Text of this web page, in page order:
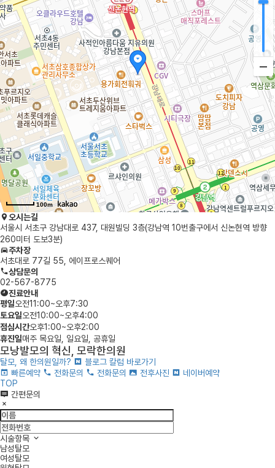
100m
오시는길
서울시 서초구 강남대로 437, 대원빌딩 3층(강남역 10번출구에서 신논현역 방향
260미터 도보3분)
주차장
서초대로 77길 55, 에이프로스퀘어
상담문의
02-567-8775
진료안내
평일오전11:00~오후7:30
토요일오전10:00~오후4:00
점심시 간오후1:00~오후2:00
휴진일매주 목요일, 일요일, 공휴일
모낭발모의 혁신, 모락한의원
탈모, 왜 한의원일까?
블로그 칼럼 바로가기
빠른예약
전화문의 전화문의 전후사진
네이버예약
TOP
간편문의
시술항목
남성탈모
여성탈모